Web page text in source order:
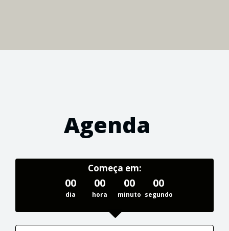
Agenda
Começa em:
00
dia
00
hora
00
minuto
00
segundo